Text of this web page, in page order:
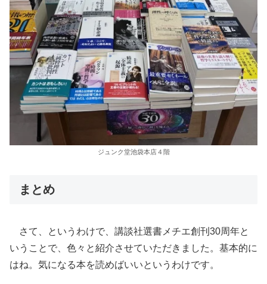
ジュンク堂池袋本店４階
まとめ
さて、というわけで、講談社選書メチエ創刊30周年と
いうことで、色々と紹介させていただきました。基本的に
はね。気になる本を読めばいいというわけです。